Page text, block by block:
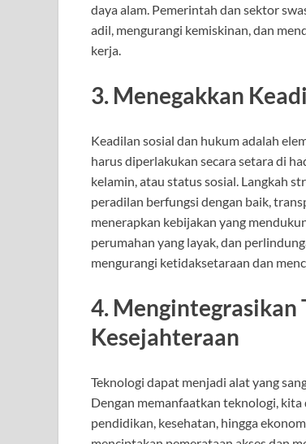
daya alam. Pemerintah dan sektor
adil, mengurangi kemiskinan, dan
kerja.
3. Menegakkan
Keadilan sosial dan hukum adalah
harus diperlakukan secara setara di
kelamin, atau status sosial. Langkah
peradilan berfungsi dengan baik,
menerapkan kebijakan yang
perumahan yang layak, dan
mengurangi ketidaksetaraan dan
4. Mengintegrasikan
Kesejahteraan
Teknologi dapat menjadi alat yang
Dengan memanfaatkan teknologi,
pendidikan, kesehatan, hingga